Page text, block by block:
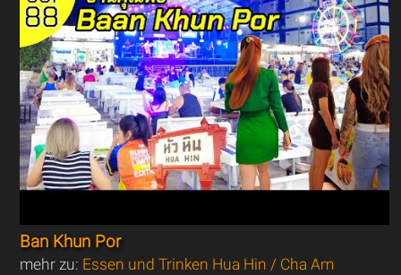
Ban Khun Por
mehr zu: Essen und Trinken Hua Hin / Cha Am